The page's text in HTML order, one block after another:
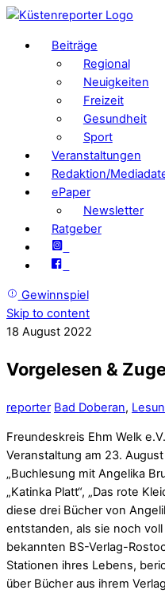
Beiträge
Regional
Neuigkeiten
Freizeit
Gesundheit
Sport
Veranstaltungen
Redaktion/
ePaper
Newsletter
Ratgeber
Gewinnspiel
Skip to content
18 August 2022
Vorgelesen &
reporter Bad Doberan,
Freundeskreis Ehm Welk
Veranstaltung am 23.
„Buchlesung mit Angelika
„Katinka Platt“, „Das rote
diese drei Bücher von
entstanden, als sie noch
bekannten BS-Verlag-
Stationen ihres Lebens,
über Bücher aus ihrem